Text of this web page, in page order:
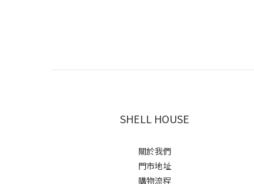
SHELL HOUSE
關於我們
門市地址
購物流程